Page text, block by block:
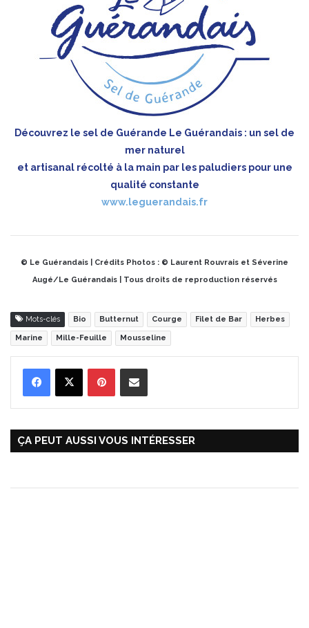
Découvrez le sel de Guérande Le Guérandais : un sel de
mer naturel
et artisanal récolté à la main par les paludiers pour une
qualité constante
www.leguerandais.fr
© Le Guérandais | Crédits Photos : © Laurent Rouvrais et Séverine
Augé/Le Guérandais | Tous droits de reproduction réservés
Mots-clés Bio Butternut Courge Filet de Bar Herbes
Marine Mille-Feuille Mousseline
ÇA PEUT AUSSI VOUS INTÉRESSER